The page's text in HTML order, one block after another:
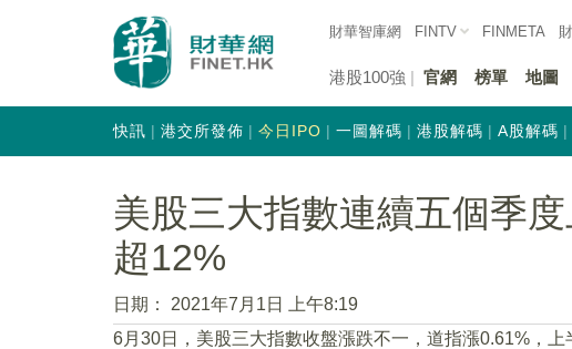
財華智庫網 FINTV FINMETA
港股100強 官網 榜單 地圖
快訊 港交所發佈 今日IPO 一圖解碼 港股解碼 A股解碼
美股三大指數連續五個季
超12%
日期：
2021年7月1日 上午8:19
6月30日，美股三大指數收盤漲跌不一，道指漲0.61%，